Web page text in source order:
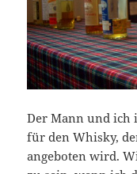
Der Mann und ich
für den Whisky,
angeboten wird.